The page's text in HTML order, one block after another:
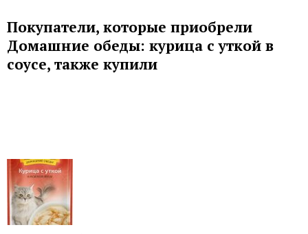
Покупатели, которые приобрели
Домашние обеды: курица с уткой в
соусе, также купили